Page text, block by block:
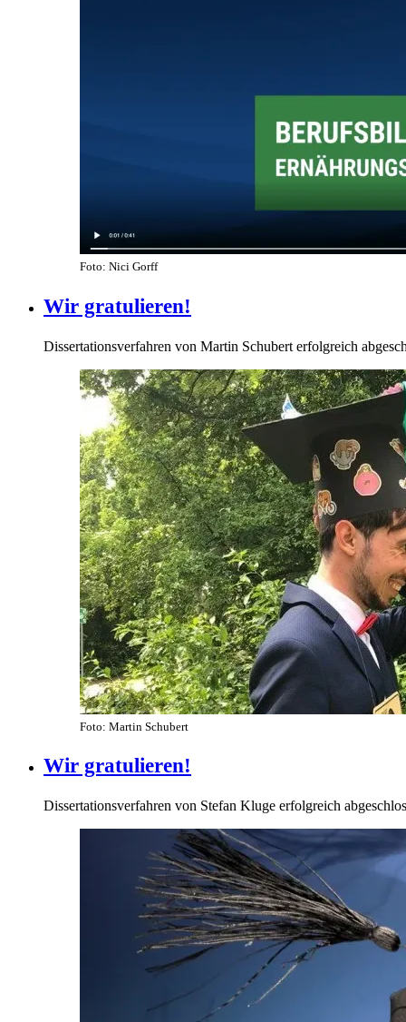
Foto: Nici Gorff
Wir gratulieren!
Dissertationsverfahren von Martin Schubert erfolgreich
Foto: Martin Schubert
Wir gratulieren!
Dissertationsverfahren von Stefan Kluge erfolgreich